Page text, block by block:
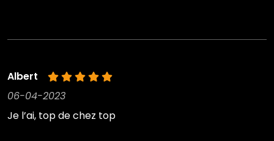
Albert
06-04-2023
Je l’ai, top de chez top